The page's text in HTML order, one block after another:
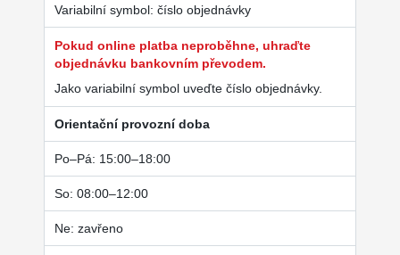
Variabilní symbol: číslo objednávky
Pokud online platba neproběhne, uhraďte
objednávku bankovním převodem.
Jako variabilní symbol uveďte číslo objednávky.
Orientační provozní doba
Po–Pá: 15:00–18:00
So: 08:00–12:00
Ne: zavřeno